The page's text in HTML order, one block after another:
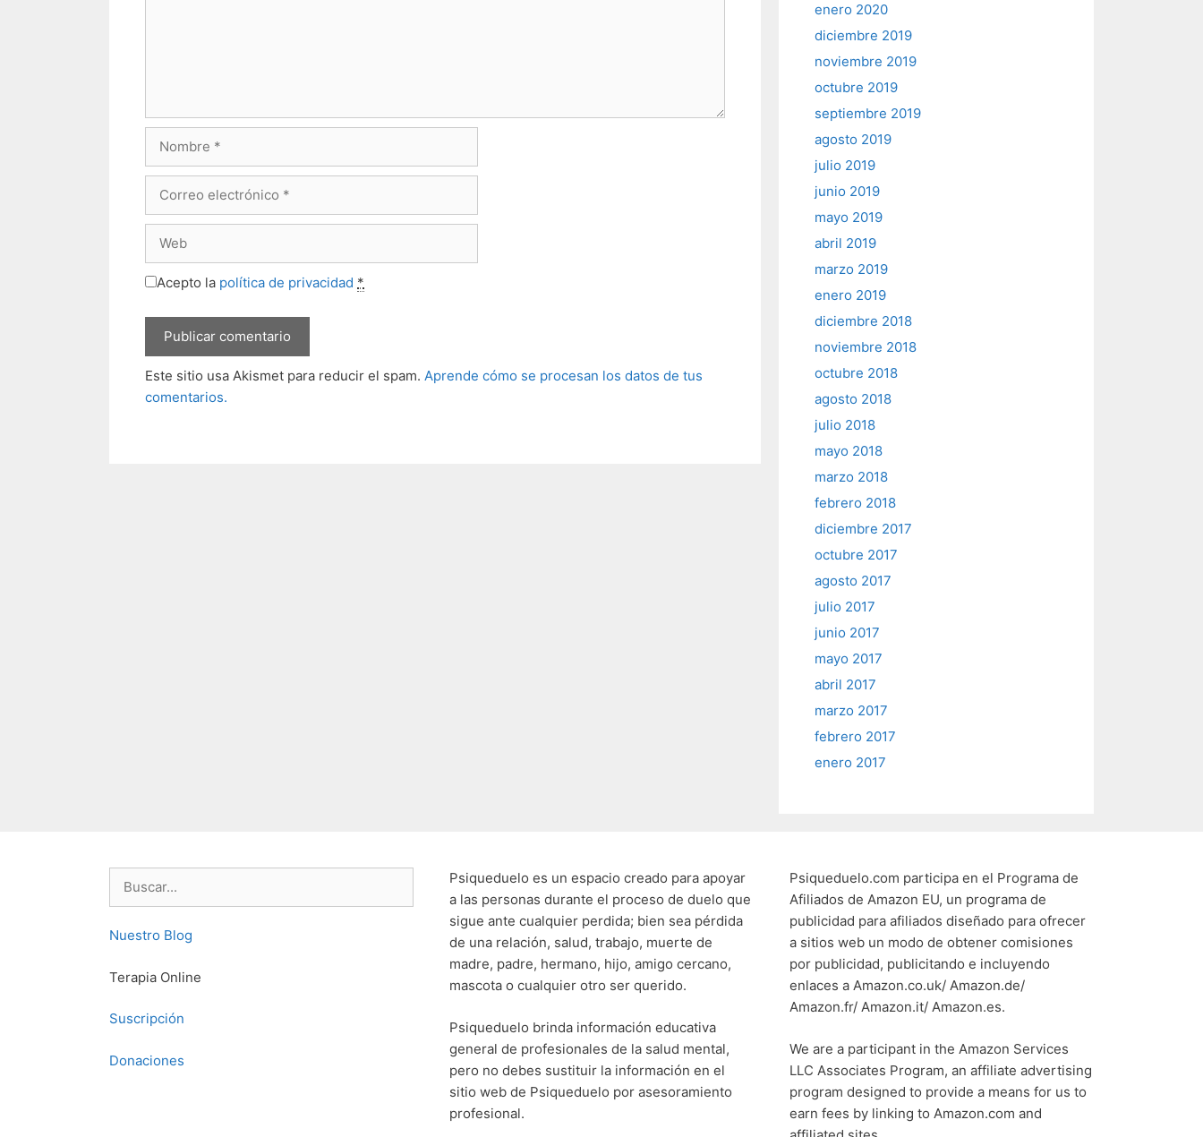
Acepto la política de privacidad *
Este sitio usa Akismet para reducir el spam. Aprende cómo se procesan los datos de tus
comentarios.
enero 2020
diciembre 2019
noviembre 2019
octubre 2019
septiembre 2019
agosto 2019
julio 2019
junio 2019
mayo 2019
abril 2019
marzo 2019
enero 2019
diciembre 2018
noviembre 2018
octubre 2018
agosto 2018
julio 2018
mayo 2018
marzo 2018
febrero 2018
diciembre 2017
octubre 2017
agosto 2017
julio 2017
junio 2017
mayo 2017
abril 2017
marzo 2017
febrero 2017
enero 2017
Nuestro Blog
Terapia Online
Suscripción
Donaciones
Psiqueduelo es un espacio creado para apoyar
a las personas durante el proceso de duelo que
sigue ante cualquier perdida; bien sea pérdida
de una relación, salud, trabajo, muerte de
madre, padre, hermano, hijo, amigo cercano,
mascota o cualquier otro ser querido.
Psiqueduelo brinda información educativa
general de profesionales de la salud mental,
pero no debes sustituir la información en el
sitio web de Psiqueduelo por asesoramiento
profesional.
Psiqueduelo.com participa en el Programa de
Afiliados de Amazon EU, un programa de
publicidad para afiliados diseñado para ofrecer
a sitios web un modo de obtener comisiones
por publicidad, publicitando e incluyendo
enlaces a Amazon.co.uk/ Amazon.de/
Amazon.fr/ Amazon.it/ Amazon.es.
We are a participant in the Amazon Services
LLC Associates Program, an affiliate advertising
program designed to provide a means for us to
earn fees by linking to Amazon.com and